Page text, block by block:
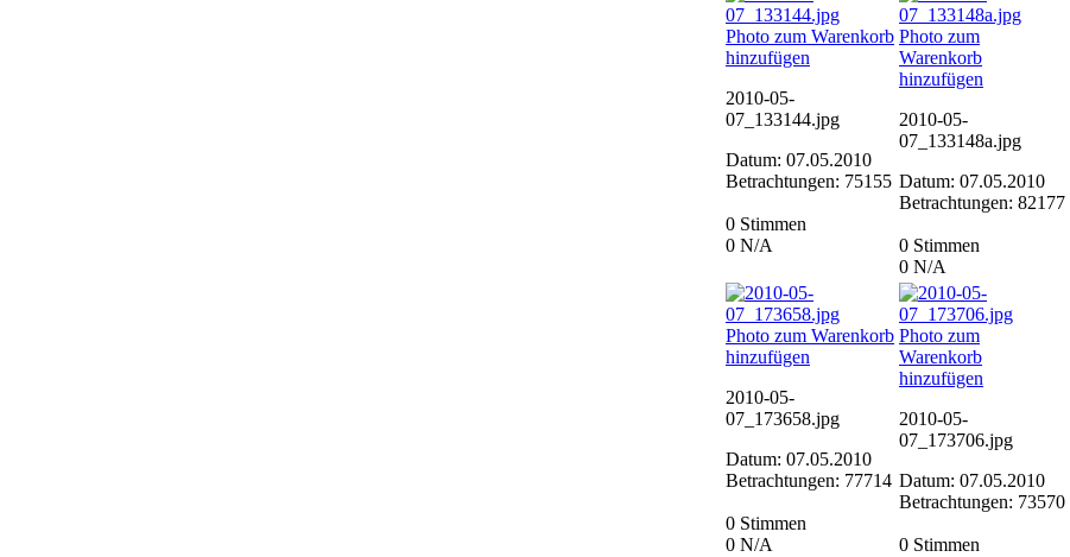
Photo zum Warenkorb
hinzufügen
2010-05-
07_133144.jpg
Datum: 07.05.2010
Betrachtungen: 75155
0 Stimmen
0 N/A
Photo zum
Warenkorb
hinzufügen
2010-05-
07_133148a.jpg
Datum: 07.05.2010
Betrachtungen: 82177
0 Stimmen
0 N/A
Photo zum Warenkorb
hinzufügen
2010-05-
07_173658.jpg
Datum: 07.05.2010
Betrachtungen: 77714
0 Stimmen
0 N/A
Photo zum
Warenkorb
hinzufügen
2010-05-
07_173706.jpg
Datum: 07.05.2010
Betrachtungen: 73570
0 Stimmen